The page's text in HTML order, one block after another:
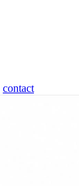
contact